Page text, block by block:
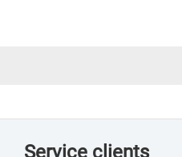
Service clients